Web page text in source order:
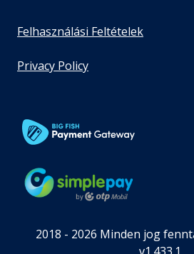
Felhasználási Feltételek
Privacy Policy
2018 - 2026 Minden jog